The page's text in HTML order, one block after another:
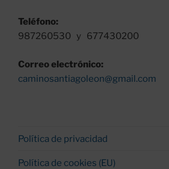
Teléfono:
987260530 y 677430200
Correo electrónico:
caminosantiagoleon@gmail.com
Política de privacidad
Política de cookies (EU)